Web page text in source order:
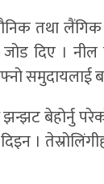
यौनिक तथा
दिए । नील
समुदायलाई
झन्झट बेहोर्नु
।